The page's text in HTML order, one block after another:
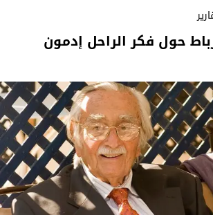
حول فكر الراحل إدمون